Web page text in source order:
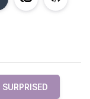
SURPRISED